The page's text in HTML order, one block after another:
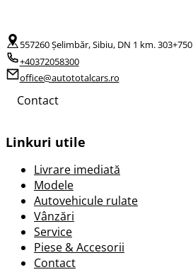
557260 Șelimbăr, Sibiu, DN 1 km. 303+750
+40372058300
office@autototalcars.ro
Contact
Linkuri utile
Livrare imediată
Modele
Autovehicule rulate
Vânzări
Service
Piese & Accesorii
Contact